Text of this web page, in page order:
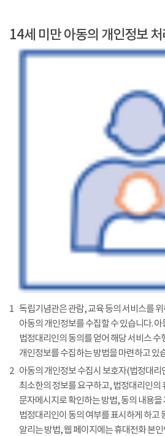
14세 미만 아동의 개인정보 처
1 독립기념관은 관람, 교육 등의 서비스를
아동의 개인정보를 수집할 수 있습니다.
법정대리인의 동의를 얻어 해당 서비스 수
개인정보를 수집하는 방법을 마련하고 있
2 아동의 개인정보 수집시 보호자(법정대리
최소한의 정보를 요구하고, 법정대리인의
문자메시지로 확인하는 방법, 동의 내용을
법정대리인이 동의 여부를 표시하게 하고
알리는 방법, 웹 페이지에는 휴대전화 본